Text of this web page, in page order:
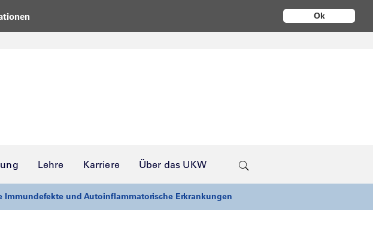
Ok
Lehre Karriere Über das UKW
Immundefekte und Autoinflammatorische Erkrankungen